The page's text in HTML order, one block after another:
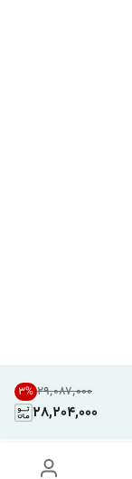
۲۹٬۰۸۷٬۰۰۰ 3%
28,204,000